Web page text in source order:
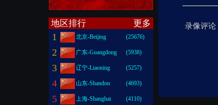
地区排行 更多
1 北京-Beijing (25676)
2 广东-Guangdong (5938)
3 辽宁-Liaoning (5257)
4 山东-Shandon (4693)
5 上海-Shanghai (4110)
录像评论